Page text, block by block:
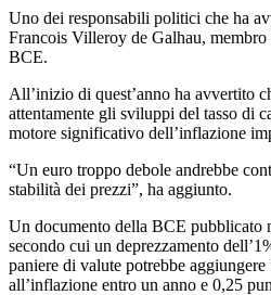
Uno dei responsabili politici che ha
Francois Villeroy de Galhau,
BCE.
All’inizio di quest’anno ha avvertito
attentamente gli sviluppi del tasso di
motore significativo dell’inflazione
“Un euro troppo debole andrebbe
stabilità dei prezzi”, ha aggiunto.
Un documento della BCE pubblicato
secondo cui un deprezzamento
paniere di valute potrebbe
all’inflazione entro un anno e 0,25